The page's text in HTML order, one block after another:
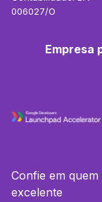
006027/O
Empresa
Confie em
excelente